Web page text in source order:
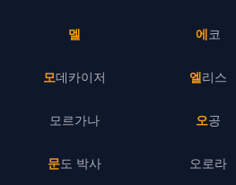
멜
모데카이저
모르가나
문도 박사
에코
엘리스
오공
오로라